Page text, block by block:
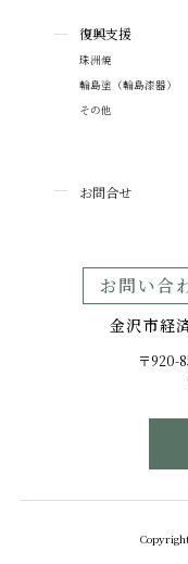
復興支援
珠洲焼
輪島塗（輪島漆器）
その他
お問合せ
お問い合
金沢市経
〒920-